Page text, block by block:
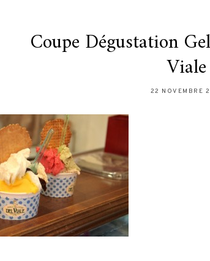
Coupe Dégustation
Viale
22 NOVEMBRE